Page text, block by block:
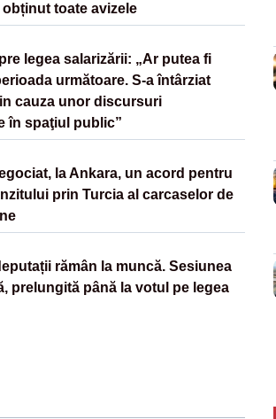
toate avizele
legea salarizării: „Ar putea fi
următoare. S-a întârziat
cauza unor discursuri
în spaţiul public”
la Ankara, un acord pentru
prin Turcia al carcaselor de
rămân la muncă. Sesiunea
prelungită până la votul pe legea